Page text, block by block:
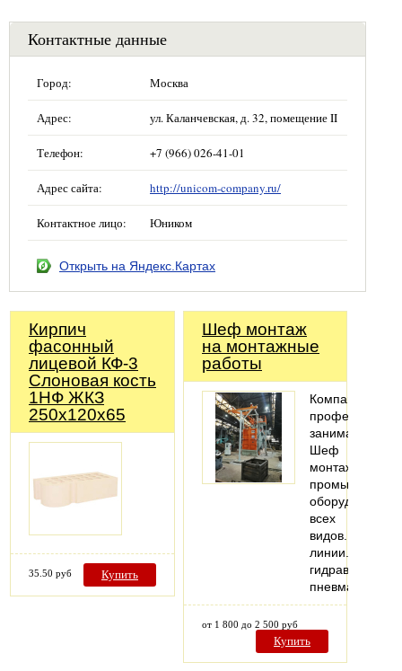
Контактные данные
Город: Москва
Адрес: ул. Каланчевская, д. 32, помещение II
Телефон: +7 (966) 026-41-01
Адрес сайта: http://unicom-company.ru/
Контактное лицо: Юником
Открыть на Яндекс.Картах
Кирпич
фасонный
лицевой КФ-3
Слоновая кость
1НФ ЖКЗ
250х120х65
35.50 руб Купить
Шеф монтаж
на монтажные
работы
Компания
занимается
Шеф
монтажом
всех
линии.Монтаж
гидравлических
от 1 800 до 2 500 руб
Купить